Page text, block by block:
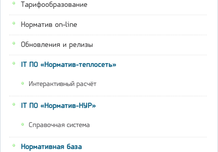
Тарифообразование
Норматив on-line
Обновления и релизы
IT ПО «Норматив-теплосеть»
Интерактивный расчёт
IT ПО «Норматив-НУР»
Справочная система
Нормативная база